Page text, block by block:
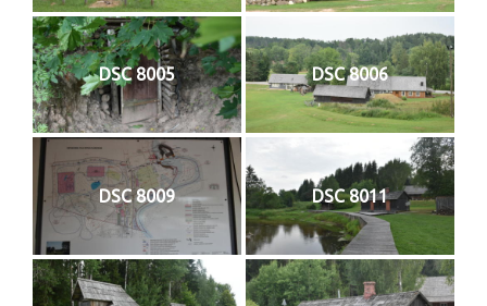
DSC 8005 DSC 8006
DSC 8009 DSC 8011